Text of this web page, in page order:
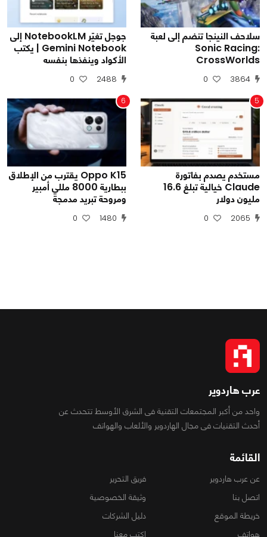
سلاحف النينجا تنضم إلى لعبة
Sonic Racing:
CrossWorlds
3864
0
جوجل تغيّر NotebookLM إلى
Gemini Notebook | يكتب
الأكواد وينفذها بنفسه
2488
0
5
مستخدم يصدم بفاتورة
Claude خيالية تبلغ 16.6
مليون دولار
2065
0
6
Oppo K15 يقترب من الإطلاق
ببطارية 8000 مللي أمبير
ومروحة تبريد مدمجة
1480
0
عرب هاردوير
واحد من أكبر المجتمعات التقنية فى الشرق الأوسط تتحدث عن
أحدث التقنيات فى مجال الهاردوير والألعاب والهواتف
القائمة
عن عرب هاردوير
فريق التحرير
اتصل بنا
وثيقة الخصوصية
خريطة الموقع
دليل الشركات
هواتف
اكتب معنا